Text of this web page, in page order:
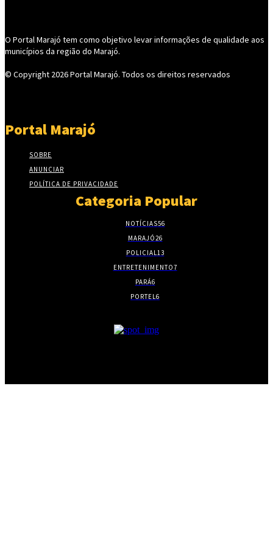
O Portal Marajó tem como objetivo levar informações de qualidade aos
municípios da região do Marajó.
© Copyright 2026Portal Marajó. Todos os direitos reservados
Portal Marajó
SOBRE
ANUNCIAR
POLÍTICA DE PRIVACIDADE
Categoria Popular
NOTÍCIAS56
MARAJÓ26
POLICIAL 13
ENTRETENIMENTO7
PARÁ6
PORTEL 6